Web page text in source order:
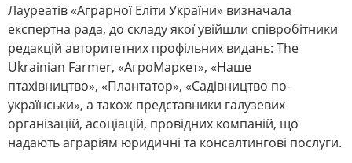
Лауреатів «Аграрної Еліти України» визначала
експертна рада, до складу якої увійшли співробітники
редакцій авторитетних профільних видань: The
Ukrainian Farmer, «АгроМаркет», «Наше
птахівництво», «Плантатор», «Садівництво по-
українськи», а також представники галузевих
організацій, асоціацій, провідних компаній, що
надають аграріям юридичні та консалтингові послуги.